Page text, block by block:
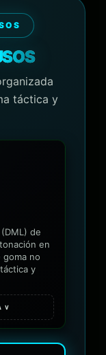
táctica y
de
en
goma no
y
∨